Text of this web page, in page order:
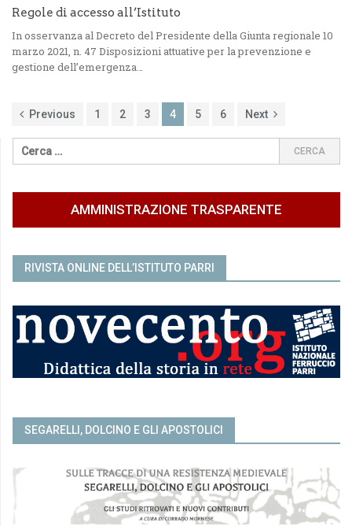
Regole di accesso all’Istituto
In osservanza al Decreto del Presidente della Giunta regionale 10
marzo 2021, n. 47 Disposizioni attuative per la prevenzione e
gestione dell’emergenza…
Previous 1 2 3 4 5 6 Next
AMMINISTRAZIONE TRASPARENTE
RIVISTA ONLINE DELL’ISTITUTO PARRI
SEGARELLI, DOLCINO E GLI APOSTOLICI